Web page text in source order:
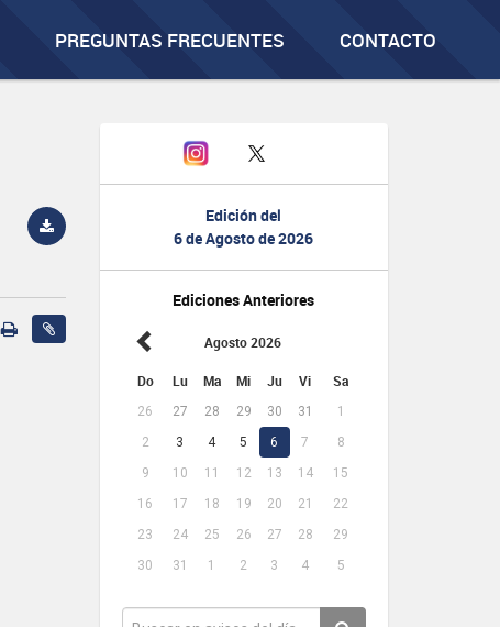
PREGUNTAS FRECUENTES CONTACTO
Edición del
6 de Agosto de 2026
Ediciones Anteriores
Agosto 2026
Do Lu Ma Mi Ju Vi Sa
26 27 28 29 30 31
1
2
3 4 5 6 7
8
9
10 11 12 13 14
15
16
17 18 19 20 21
22
23
24 25 26 27 28
29
30
31 1 2 3 4 5